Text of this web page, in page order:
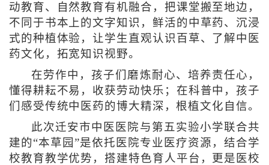
动教育、自然教育有机融合，把课堂搬至地边，
不同于书本上的文字知识，鲜活的中草药、沉浸
式的种植体验，让学生直观认识百草、了解中医
药文化，拓宽知识视野。
在劳作中，孩子们磨炼耐心、培养责任心，
懂得耕耘不易，收获劳动快乐；在科普中，孩子
们感受传统中医药的博大精深，根植文化自信。
此次迁安市中医医院与第五实验小学联合共
建的“本草园”是依托医院专业医疗资源，结合学
校教育教学优势，搭建特色育人平台，更是医校